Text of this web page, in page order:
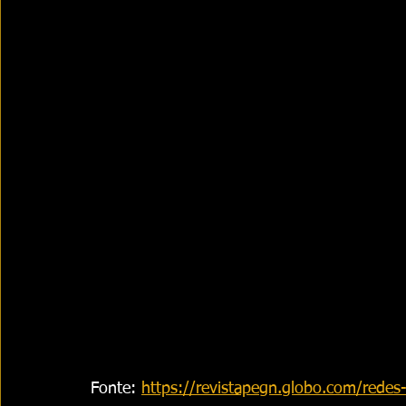
Fonte: https://revistapegn.globo.com/